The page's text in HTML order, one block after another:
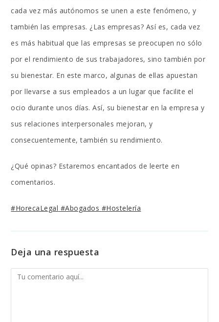
cada vez más autónomos se unen a este fenómeno, y
también las empresas. ¿Las empresas? Así es, cada vez
es más habitual que las empresas se preocupen no sólo
por el rendimiento de sus trabajadores, sino también por
su bienestar. En este marco, algunas de ellas apuestan
por llevarse a sus empleados a un lugar que facilite el
ocio durante unos días. Así, su bienestar en la empresa y
sus relaciones interpersonales mejoran, y
consecuentemente, también su rendimiento.
¿Qué opinas? Estaremos encantados de leerte en
comentarios.
#HorecaLegal #Abogados #Hostelería
Deja una respuesta
Comentario